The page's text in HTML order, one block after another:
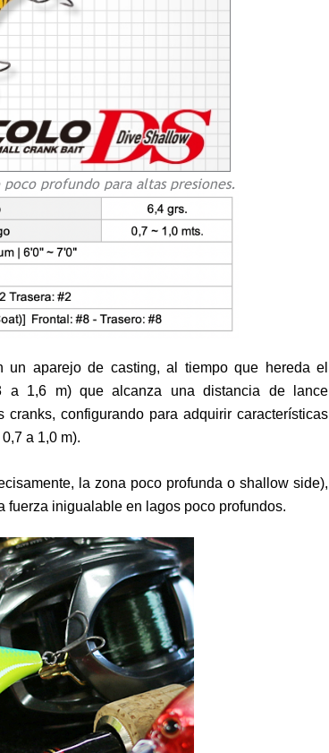
profundo para altas presiones.
aparejo de casting, al tiempo que hereda el
a 1,6 m) que alcanza una distancia de lance
configurando para adquirir características
a 1,0 m).
la zona poco profunda o shallow side),
fuerza inigualable en lagos poco profundos.